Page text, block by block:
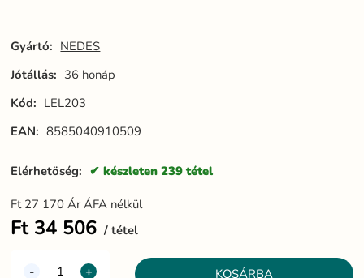
Gyártó: NEDES
Jótállás: 36 honáp
Kód: LEL203
EAN: 8585040910509
Elérhetöség: készleten 239 tétel
Ft 27 170 Ár ÁFA nélkül
Ft 34 506 tétel